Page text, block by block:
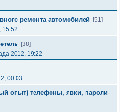
ремонта автомобилей
[51]
15:52
[38]
2012, 19:22
00:03
опыт) телефоны, явки, пароли